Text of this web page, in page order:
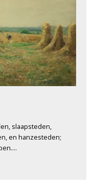
slaapsteden,
en hanzesteden;